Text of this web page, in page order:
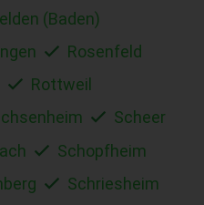
(Baden)
Rosenfeld
Rottweil
Scheer
Schopfheim
Schriesheim